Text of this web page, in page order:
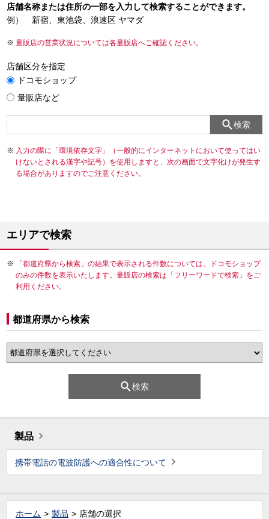
店舗名称または住所の一部を入力して検索することができます。
例） 新宿、東池袋、浪速区 ヤマダ
量販店の営業状況については各量販店へご確認ください。
店舗区分を指定
ドコモショップ
量販店など
検索
入力の際に「環境依存文字」（一般的にインターネットにおいて使ってはい
けないとされる漢字や記号）を使用しますと、次の画面で文字化けが発生す
る場合がありますのでご注意ください。
エリアで検索
「都道府県から検索」の結果で表示される件数については、ドコモショップ
のみの件数を表示いたします。量販店の検索は「フリーワードで検索」をご
利用ください。
都道府県から検索
検索
製品
携帯電話の電波防護への適合性について
ホーム 製品 店舗の選択